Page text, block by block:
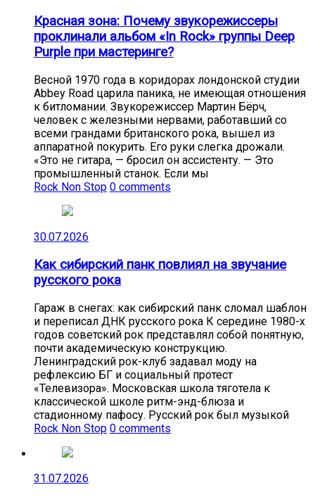
Красная зона: Почему звукорежиссеры
проклинали альбом «In Rock» группы Deep
Purple при мастеринге?
Весной 1970 года в коридорах лондонской студии
Abbey Road царила паника, не имеющая отношения
к битломании. Звукорежиссер Мартин Бёрч,
человек с железными нервами, работавший со
всеми грандами британского рока, вышел из
аппаратной покурить. Его руки слегка дрожали.
«Это не гитара, — бросил он ассистенту. — Это
промышленный станок. Если мы
Rock Non Stop 0 comments
30.07.2026
Как сибирский панк повлиял на звучание
русского рока
Гараж в снегах: как сибирский панк сломал шаблон
и переписал ДНК русского рока К середине 1980-х
годов советский рок представлял собой понятную,
почти академическую конструкцию.
Ленинградский рок-клуб задавал моду на
рефлексию БГ и социальный протест
«Телевизора». Московская школа тяготела к
классической школе ритм-энд-блюза и
стадионному пафосу. Русский рок был музыкой
Rock Non Stop 0 comments
31.07.2026